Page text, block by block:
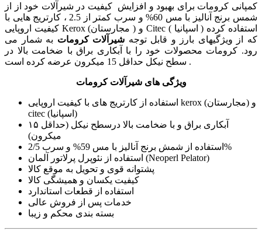
کمپانی کرومات برای بهبود و افزایش کیفیت در شیرآلات خود از از
شمس برنج آنالیز با مس 60% و سرب کمتر از 2.5 ، کارتریج هایی با
کیفیت اروپایی Kerox (مجارستان ) و Citec ( اسپانیا ) استفاده کرده
که از ویژگیهای بارز و قابل توجه شیرآلات کرومات به شمار می
رود. کرومات محصولات خود را با آبکاری براق با ضخامت بالا در
سطح نیکل حداقل 15 میکرون عرضه کرده است .
ویژگی های شیرآلات کرومات
استفاده از کارتریج های با کیفیت اروپایی kerox (مجارستان) و
citec (اسپانیا)
آبکاری براق و با ضخامت بالا درسطح نیکل (حداقل ۱۵
میکرون)
استفاده از شمش برنج آنالیز با مس 59% و سرب 2/5%
استفاده از نئوپرل پرلاتور آلمان (Neoperl Pelator)
پشتوانه قوی و تحویل به موقع کالا
کیفیت یکسان و همیشگی کالا
استفاده از قطعات استاندارد
خدمات پس از فروش عالی
بسته بندی محکم و زیبا